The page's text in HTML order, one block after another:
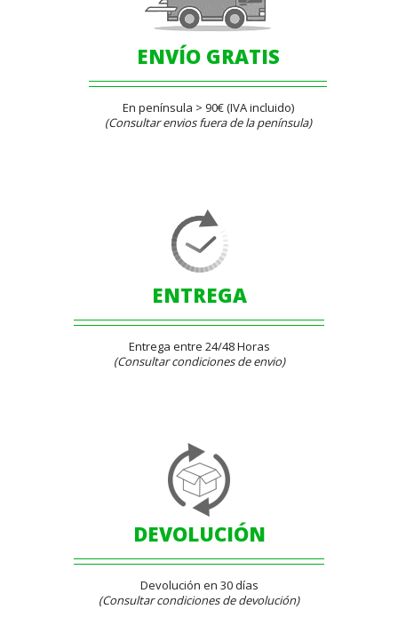
ENVÍO GRATIS
En península > 90€ (IVA incluido)
(Consultar envios fuera de la península)
ENTREGA
Entrega entre 24/48 Horas
(Consultar condiciones de envio)
DEVOLUCIÓN
Devolución en 30 días
(Consultar condiciones de devolución)